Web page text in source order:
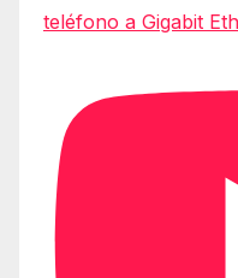
teléfono a Gigabit